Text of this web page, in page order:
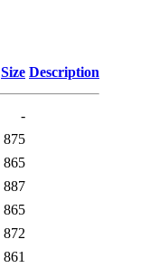
Size Description
-
875
865
887
865
872
861